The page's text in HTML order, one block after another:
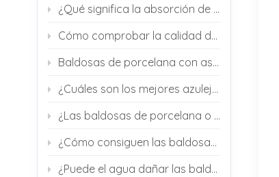
¿Qué significa la absorción de agua en las baldosas de porcelana?
Cómo comprobar la calidad de las baldosas de porcelana antes de importarlas
Baldosas de porcelana con aspecto de mármol: ¿Por qué son populares en proyectos de interiorismo modernos?
¿Cuáles son los mejores azulejos para el suelo del vestíbulo de un hotel?
¿Las baldosas de porcelana o cerámica se agrietan con facilidad?
¿Cómo consiguen las baldosas su efecto antideslizante?
¿Puede el agua dañar las baldosas de porcelana o cerámica?